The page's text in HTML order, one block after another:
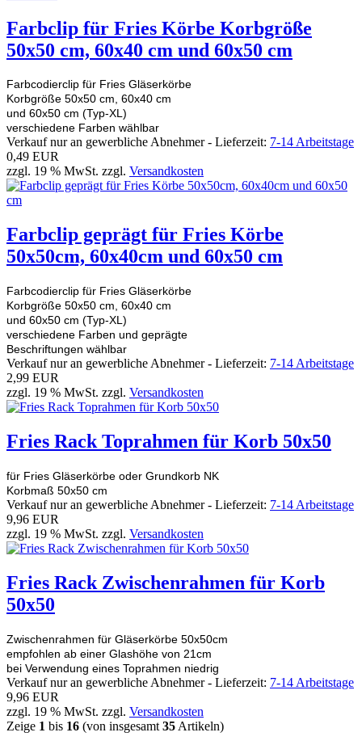
Farbclip für Fries Körbe Korbgröße
50x50 cm, 60x40 cm und 60x50 cm
Farbcodierclip für Fries Gläserkörbe
Korbgröße 50x50 cm, 60x40 cm
und 60x50 cm (Typ-XL)
verschiedene Farben wählbar
Verkauf nur an gewerbliche Abnehmer - Lieferzeit: 7-14 Arbeitstage
0,49 EUR
zzgl. 19 % MwSt. zzgl. Versandkosten
Farbclip geprägt für Fries Körbe
50x50cm, 60x40cm und 60x50 cm
Farbcodierclip für Fries Gläserkörbe
Korbgröße 50x50 cm, 60x40 cm
und 60x50 cm (Typ-XL)
verschiedene Farben und geprägte
Beschriftungen wählbar
Verkauf nur an gewerbliche Abnehmer - Lieferzeit: 7-14 Arbeitstage
2,99 EUR
zzgl. 19 % MwSt. zzgl. Versandkosten
Fries Rack Toprahmen für Korb 50x50
für Fries Gläserkörbe oder Grundkorb NK
Korbmaß 50x50 cm
Verkauf nur an gewerbliche Abnehmer - Lieferzeit: 7-14 Arbeitstage
9,96 EUR
zzgl. 19 % MwSt. zzgl. Versandkosten
Fries Rack Zwischenrahmen für Korb
50x50
Zwischenrahmen für Gläserkörbe 50x50cm
empfohlen ab einer Glashöhe von 21cm
bei Verwendung eines Toprahmen niedrig
Verkauf nur an gewerbliche Abnehmer - Lieferzeit: 7-14 Arbeitstage
9,96 EUR
zzgl. 19 % MwSt. zzgl. Versandkosten
Zeige 1 bis 16 (von insgesamt 35 Artikeln)